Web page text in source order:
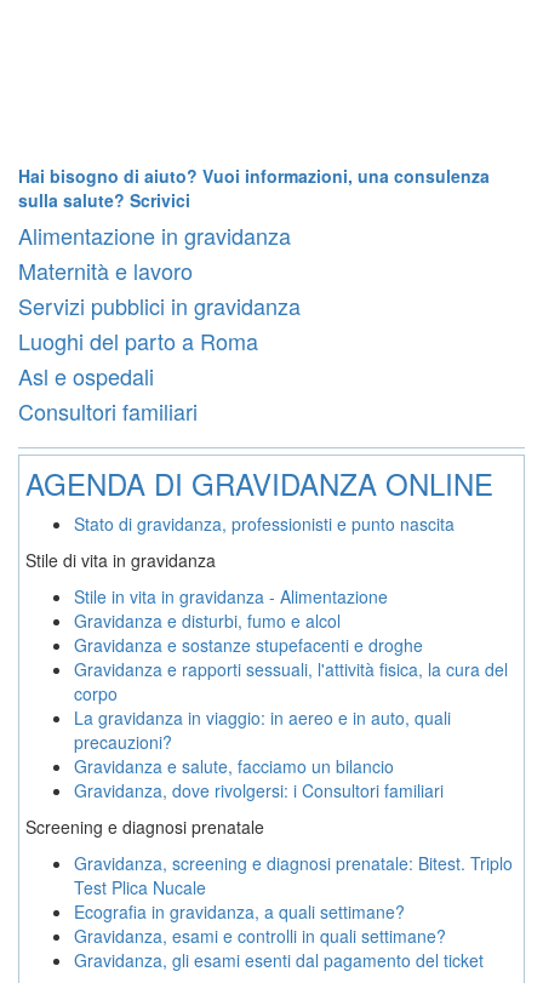
Hai bisogno di aiuto? Vuoi informazioni, una consulenza
sulla salute? Scrivici
Alimentazione in gravidanza
Maternità e lavoro
Servizi pubblici in gravidanza
Luoghi del parto a Roma
Asl e ospedali
Consultori familiari
AGENDA DI GRAVIDANZA ONLINE
Stato di gravidanza, professionisti e punto nascita
Stile di vita in gravidanza
Stile in vita in gravidanza - Alimentazione
Gravidanza e disturbi, fumo e alcol
Gravidanza e sostanze stupefacenti e droghe
Gravidanza e rapporti sessuali, l'attività fisica, la cura del
corpo
La gravidanza in viaggio: in aereo e in auto, quali
precauzioni?
Gravidanza e salute, facciamo un bilancio
Gravidanza, dove rivolgersi: i Consultori familiari
Screening e diagnosi prenatale
Gravidanza, screening e diagnosi prenatale: Bitest. Triplo
Test Plica Nucale
Ecografia in gravidanza, a quali settimane?
Gravidanza, esami e controlli in quali settimane?
Gravidanza, gli esami esenti dal pagamento del ticket